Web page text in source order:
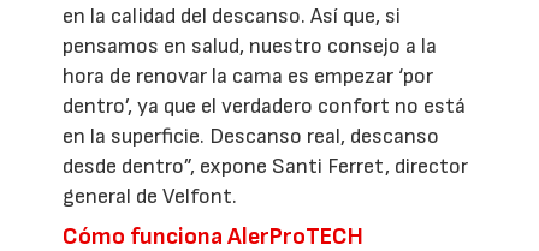
en la calidad del descanso. Así que, si
pensamos en salud, nuestro consejo a la
hora de renovar la cama es empezar ‘por
dentro’, ya que el verdadero confort no está
en la superficie. Descanso real, descanso
desde dentro”, expone Santi Ferret, director
general de Velfont.
Cómo funciona AlerProTECH